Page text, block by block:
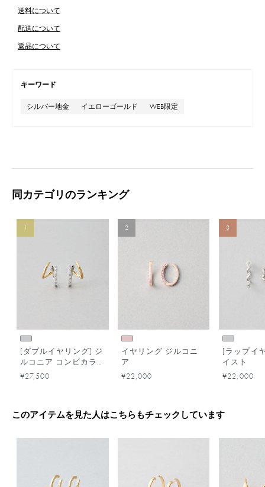
送料について
配送について
返品について
キーワード
シルバー地金 イエローゴールド WEB限定
同カテゴリのランキング
1
[ダブルイヤリング] ジ
ルコニア コンビカラ
ー
¥27,500
2
イヤリング ジルコニ
ア
¥22,000
3
[ラップイ
イスト
¥22,000
このアイテムを見た人はこちらもチェックしています